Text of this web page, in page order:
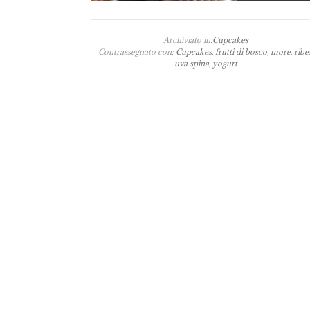
Archiviato in:Cupcakes
Contrassegnato con: Cupcakes,frutti di bosco,more,
uva spina, yogurt